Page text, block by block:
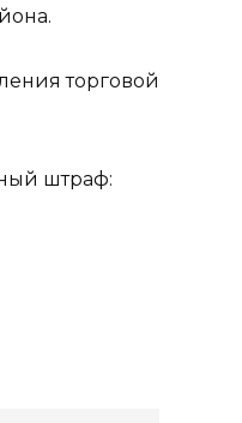
торговой
штраф: